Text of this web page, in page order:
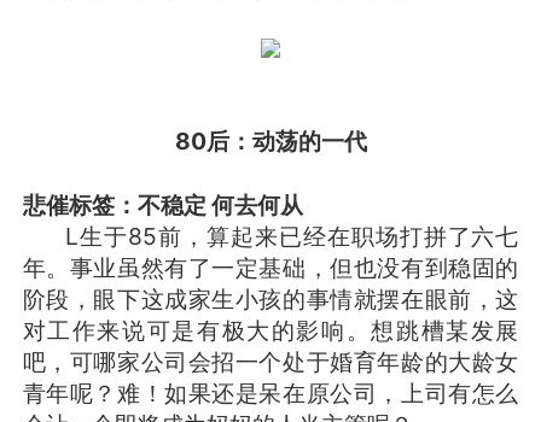
80后：动荡的一代
悲催标签：不稳定 何去何从
L生于85前，算起来已经在职场打拼了六七
年。事业虽然有了一定基础，但也没有到稳固的
阶段，眼下这成家生小孩的事情就摆在眼前，这
对工作来说可是有极大的影响。想跳槽某发展
吧，可哪家公司会招一个处于婚育年龄的大龄女
青年呢？难！如果还是呆在原公司，上司有怎么